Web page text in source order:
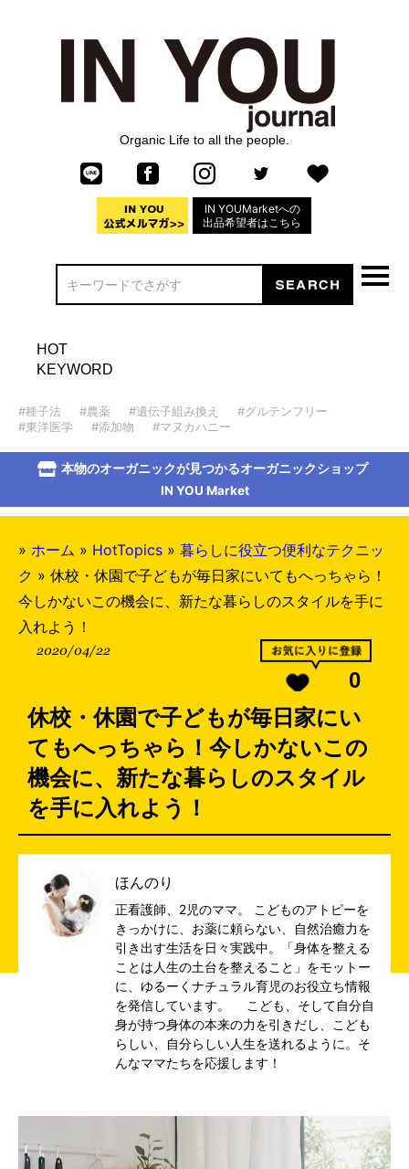
Organic Life to all the people.
IN YOUMarketへの
出品希望者はこちら
HOT
KEYWORD
#種子法 #農薬 #遺伝子組み換え
#グルテンフリー
#東洋医学
#添加物 #マヌカハニー
本物のオーガニックが見つかるオーガニックショップ
IN YOU Market
» ホーム » HotTopics » 暮らしに役立つ便利なテクニッ
ク » 休校・休園で子どもが毎日家にいてもへっちゃら！
今しかないこの機会に、新たな暮らしのスタイルを手に
入れよう！
2020/04/22
0
休校・休園で子どもが毎日家にい
てもへっちゃら！今しかないこの
機会に、新たな暮らしのスタイル
を手に入れよう！
ほんのり
正看護師、2児のママ。 こどものアトピーを
きっかけに、お薬に頼らない、自然治癒力を
引き出す生活を日々実践中。「身体を整える
ことは人生の土台を整えること」をモットー
に、ゆるーくナチュラル育児のお役立ち情報
を発信しています。 こども、そして自分自
身が持つ身体の本来の力を引きだし、こども
らしい、自分らしい人生を送れるように。そ
んなママたちを応援します！